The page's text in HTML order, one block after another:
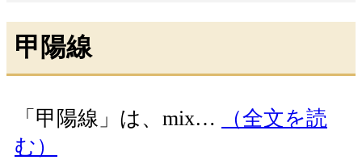
甲陽線
「甲陽線」は、mix…
（全文を読
む）